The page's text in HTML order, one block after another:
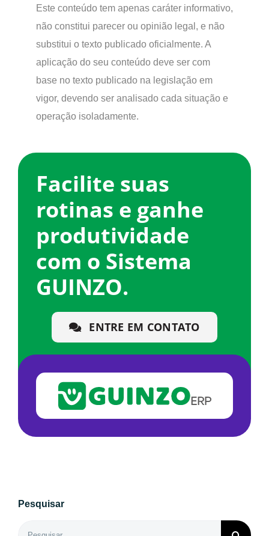
Este conteúdo tem apenas caráter informativo,
não constitui parecer ou opinião legal, e não
substitui o texto publicado oficialmente. A
aplicação do seu conteúdo deve ser com
base no texto publicado na legislação em
vigor, devendo ser analisado cada situação e
operação isoladamente.
Facilite suas
rotinas e ganhe
produtividade
com o Sistema
GUINZO.
ENTRE EM CONTATO
Pesquisar